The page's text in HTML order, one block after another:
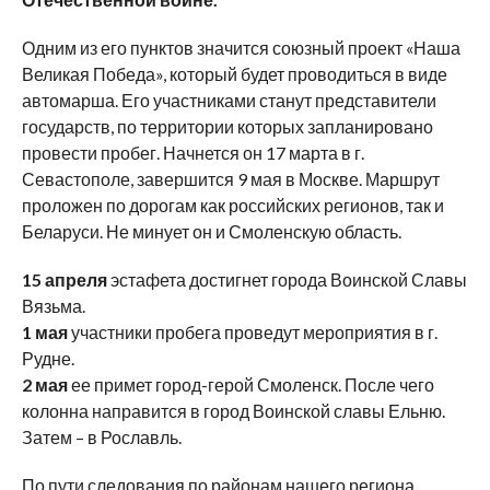
Одним из его пунктов значится союзный проект «Наша
Великая Победа», который будет проводиться в виде
автомарша. Его участниками станут представители
государств, по территории которых запланировано
провести пробег. Начнется он 17 марта в г.
Севастополе, завершится 9 мая в Москве. Маршрут
проложен по дорогам как российских регионов, так и
Беларуси. Не минует он и Смоленскую область.
15 апреляэстафета достигнет города Воинской Славы
Вязьма.
1 маяучастники пробега проведут мероприятия в г.
Рудне.
2 маяее примет город-герой Смоленск. После чего
колонна направится в город Воинской славы Ельню.
Затем – в Рославль.
По пути следования по районам нашего региона